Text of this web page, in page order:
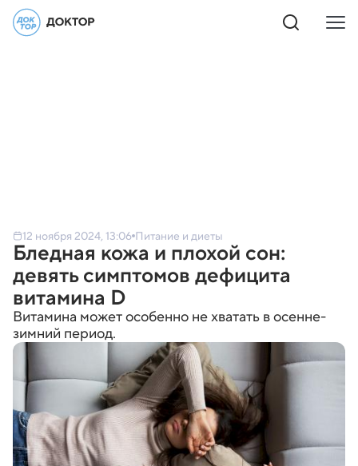
12 ноября 2024, 13:06 Питание и диеты
Бледная кожа и плохой сон:
девять симптомов дефицита
витамина D
Витамина может особенно не хватать в осенне-
зимний период.